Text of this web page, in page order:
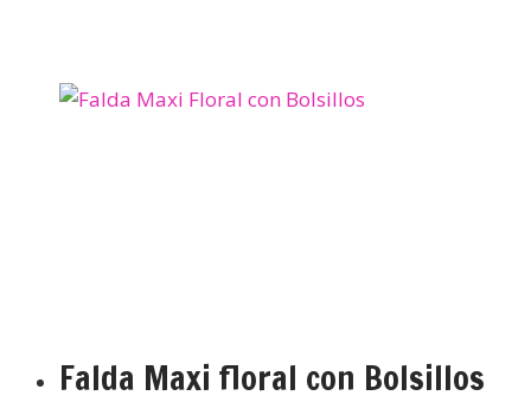
Falda Maxi floral con Bolsillos